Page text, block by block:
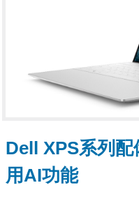
Dell XPS系列
用AI功能